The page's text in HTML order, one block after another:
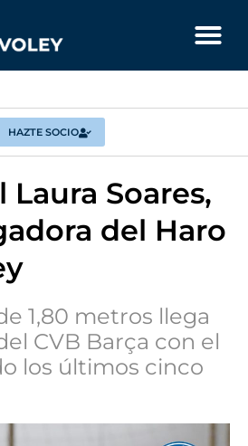
HAZTE SOCIO
Laura Soares,
del Haro
1,80 metros llega
CVB Barça con el
los últimos cinco